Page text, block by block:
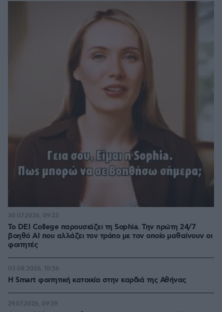
Το DEI College παρουσιάζει τη Sophia. Την πρώτη 24/7
βοηθό AI που αλλάζει τον τρόπο με τον οποίο μαθαίνουν οι
φοιτητές
30.07.2026, 09:33
Η Smart φοιτητική κατοικία στην καρδιά της Αθήνας
03.08.2026, 10:56
29.07.2026, 09:39